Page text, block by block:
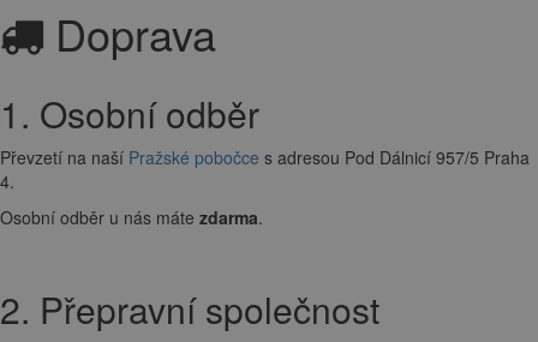
Doprava
1. Osobní odběr
Převzetí na naší Pražské pobočce s adresou Pod Dálnicí 957/5 Praha
4.
Osobní odběr u nás máte zdarma.
2. Přepravní společnost